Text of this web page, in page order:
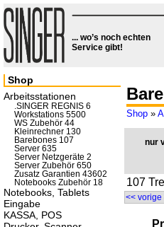
... wo’s noch echten
Service gibt!
Shop »
nur
107
<< vorige
Shop
Arbeitsstationen
.SINGER REGNIS 6
Workstations 5500
WS Zubehör 44
Kleinrechner 130
Barebones 107
Server 635
Server Netzgeräte 2
Server Zubehör 650
Zusatz Garantien 43602
Notebooks Zubehör 18
Notebooks, Tablets
Eingabe
KASSA, POS